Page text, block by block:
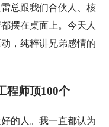
总跟我们合伙人、核
摆在桌面上。今天人
，纯粹讲兄弟感情的
程师顶100个
的人。我一直都认为